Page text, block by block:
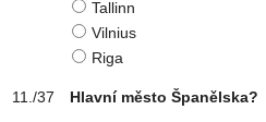
Tallinn
Vilnius
Riga
Hlavní město Španělska?